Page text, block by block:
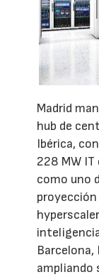
Madrid
hub de
Ibérica,
228 MW
como uno
ampliando